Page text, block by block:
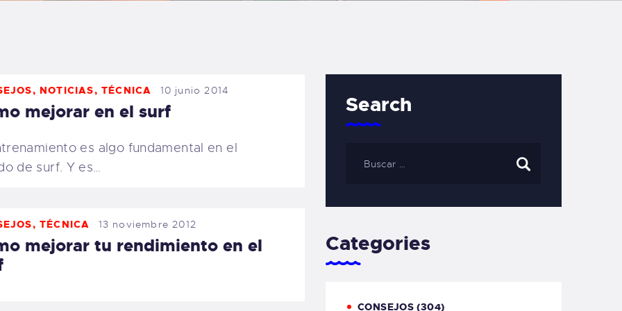
CARRITO
SALINAS
, NOTICIAS,TÉCNICA 10 junio 2014
mejorar en el surf
es algo fundamental en el
de surf. Y es…
,TÉCNICA 13 noviembre 2012
mejorar tu rendimiento en el
Search
Categories
CONSEJOS (304)